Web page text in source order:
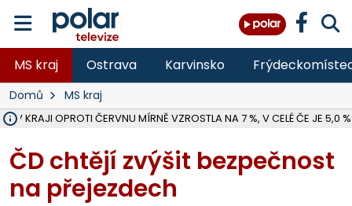
MS kraj Ostrava Karvinsko
Domů MS kraj
V KRAJI OPROTI ČERVNU MÍRNĚ VZROSTLA NA 7 %, V CELÉ ČE JE 5,0 %
ČD chtějí zvýšit bezpečnost
na přejezdech